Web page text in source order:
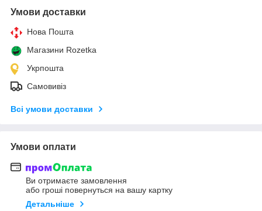
Умови доставки
Нова Пошта
Магазини Rozetka
Укрпошта
Самовивіз
Всі умови доставки
Умови оплати
Ви отримаєте замовлення
або гроші повернуться на вашу картку
Детальніше